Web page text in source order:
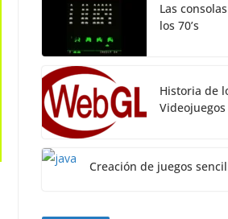
Las
los 70’s
Historia de
Videojuegos
Creación de juegos